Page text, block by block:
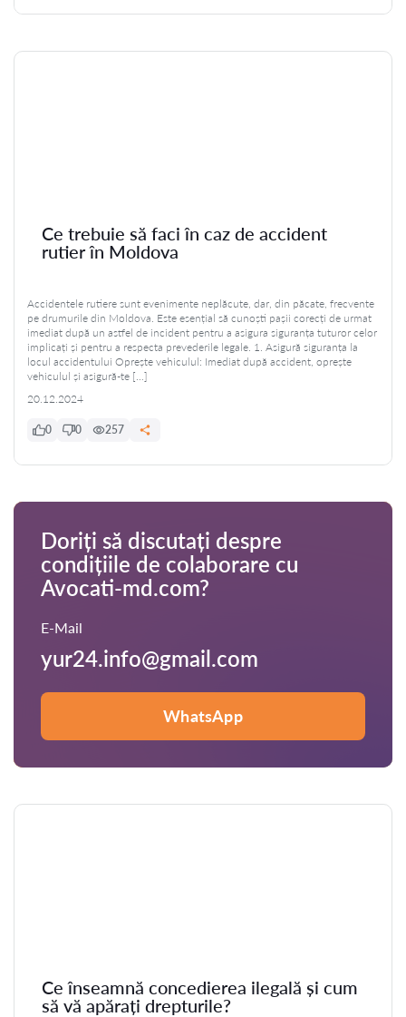
Ce trebuie să faci în caz de accident
rutier în Moldova
Accidentele rutiere sunt evenimente neplăcute, dar, din păcate, frecvente
pe drumurile din Moldova. Este esențial să cunoști pașii corecți de urmat
imediat după un astfel de incident pentru a asigura siguranța tuturor celor
implicați și pentru a respecta prevederile legale. 1. Asigură siguranța la
locul accidentului Oprește vehiculul: Imediat după accident, oprește
vehiculul și asigură-te […]
20.12.2024
0 0 257
E-Mail
yur24.info@gmail.com
Doriți să discutați despre
condițiile de colaborare cu
Avocati-md.com?
WhatsApp
Ce înseamnă concedierea ilegală și cum
să vă apărați drepturile?